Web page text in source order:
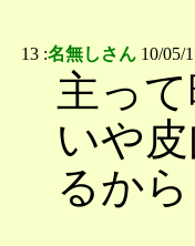
13 :名無しさん 10/05/
主っ
いや
るから